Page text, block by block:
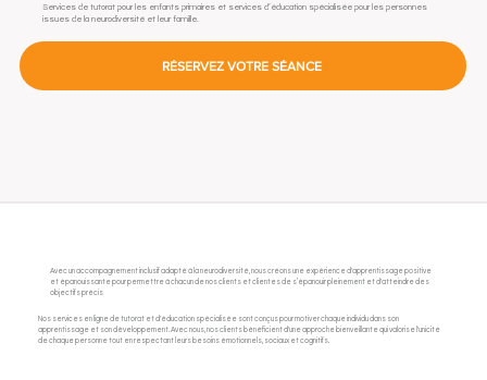
Avec un accompagnement inclusif adapté à la neurodiversité, nous créons une expérience d'apprentissage positive
et épanouissante pour permettre à chacun de nos clients et clientes de s’épanouir pleinement et d'atteindre des
objectifs précis
Nos services en ligne de tutorat et d'éducation spécialisée sont conçus pour motiver chaque individu dans son
apprentissage et son développement. Avec nous, nos clients bénéficient d'une approche bienveillante qui valorise l'unicité
de chaque personne tout en respectant leurs besoins émotionnels, sociaux et cognitifs.​
Services de tutorat pour les enfants primaires et services d’éducation spécialisée pour les personnes
issues de la neurodiversité et leur famille.
RÉSERVEZ VOTRE SÉANCE